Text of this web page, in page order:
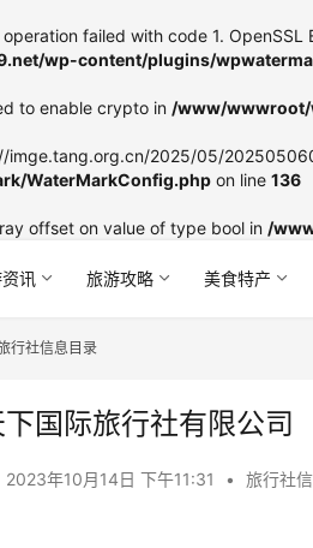
operation failed with code 1.
wp-content/plugins/
to enable crypto in /www/
imge.tang.org.cn/2025/05/
WaterMarkConfig.php on line 136
offset on value of type bool in /
讯 旅游攻略 美食特产
行社信息目录
国际旅行社有限公司
2023年10月14日 下午11:31 • 旅行社